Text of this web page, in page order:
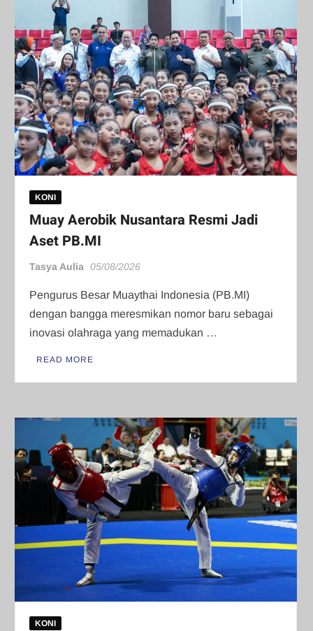
KONI
Muay Aerobik Nusantara Resmi Jadi
Aset PB.MI
Tasya Aulia 05/08/2026
Pengurus Besar Muaythai Indonesia (PB.MI)
dengan bangga meresmikan nomor baru sebagai
inovasi olahraga yang memadukan …
READ MORE
KONI